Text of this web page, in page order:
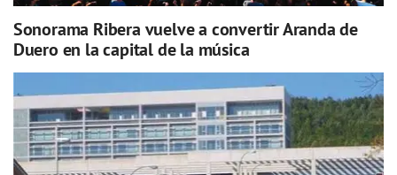
Sonorama Ribera vuelve a convertir Aranda de
Duero en la capital de la música